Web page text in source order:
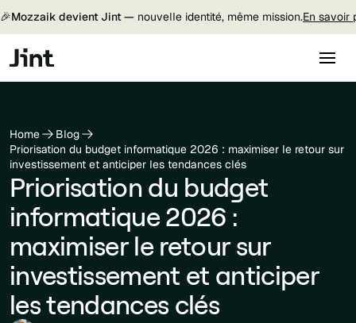
🎉Mozzaik devient Jint — nouvelle identité, même mission.En savoir
Home
Blog
Priorisation du budget informatique 2026 : maximiser le retour sur
investissement et anticiper les tendances clés
Priorisation du budget
informatique 2026 :
maximiser le retour sur
investissement et anticiper
les tendances clés